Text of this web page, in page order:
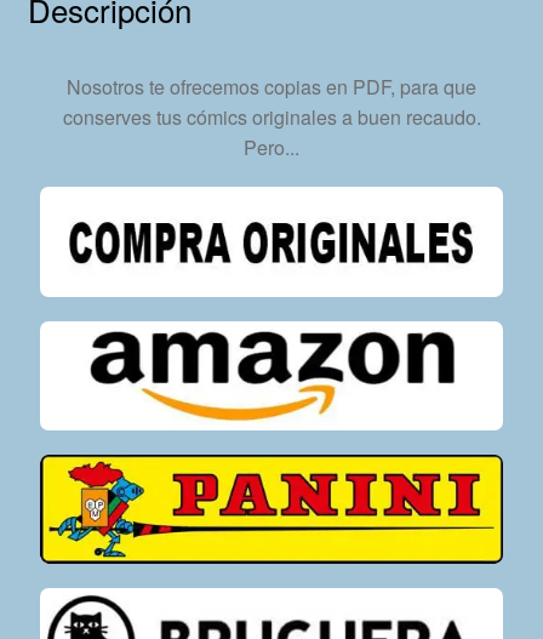
Descarga
cantidad
Descripción
Nosotros te ofrecemos copias en PDF, para que
conserves tus cómics originales a buen recaudo.
Pero...